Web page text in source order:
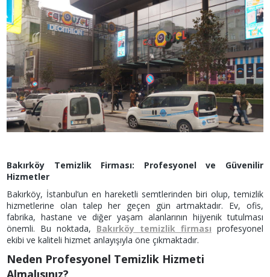
Bakırköy Temizlik Firması: Profesyonel ve Güvenilir
Hizmetler
Bakırköy, İstanbul’un en hareketli semtlerinden biri olup, temizlik
hizmetlerine olan talep her geçen gün artmaktadır. Ev, ofis,
fabrika, hastane ve diğer yaşam alanlarının hijyenik tutulması
önemli. Bu noktada, Bakırköy temizlik firması profesyonel
ekibi ve kaliteli hizmet anlayışıyla öne çıkmaktadır.
Neden Profesyonel Temizlik Hizmeti